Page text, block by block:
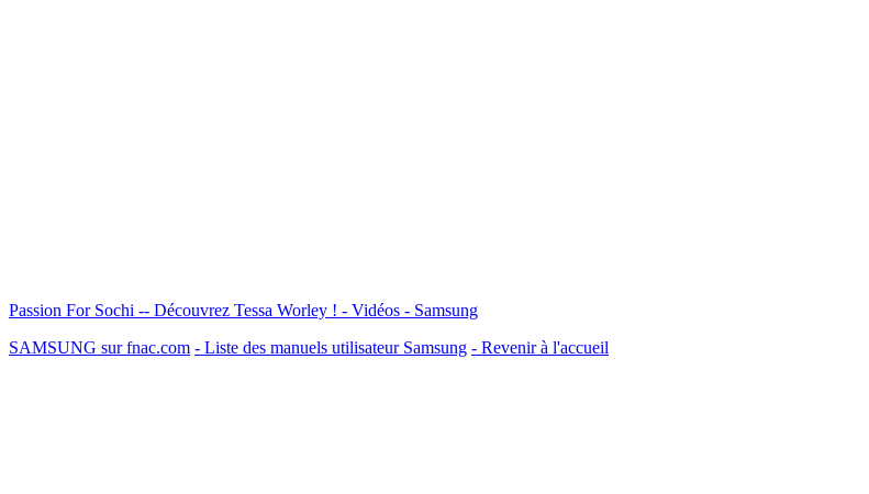
Passion For Sochi -- Découvrez Tessa Worley ! - Vidéos - Samsung
SAMSUNG sur fnac.com - Liste des manuels utilisateur Samsung - Revenir à l'accueil